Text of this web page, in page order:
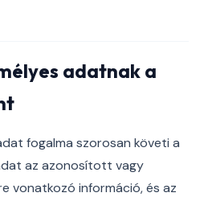
adatnak a
fogalma szorosan követi a
az azonosított vagy
vonatkozó információ, és az